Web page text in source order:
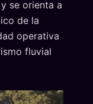
se orienta a
de la
operativa
fluvial